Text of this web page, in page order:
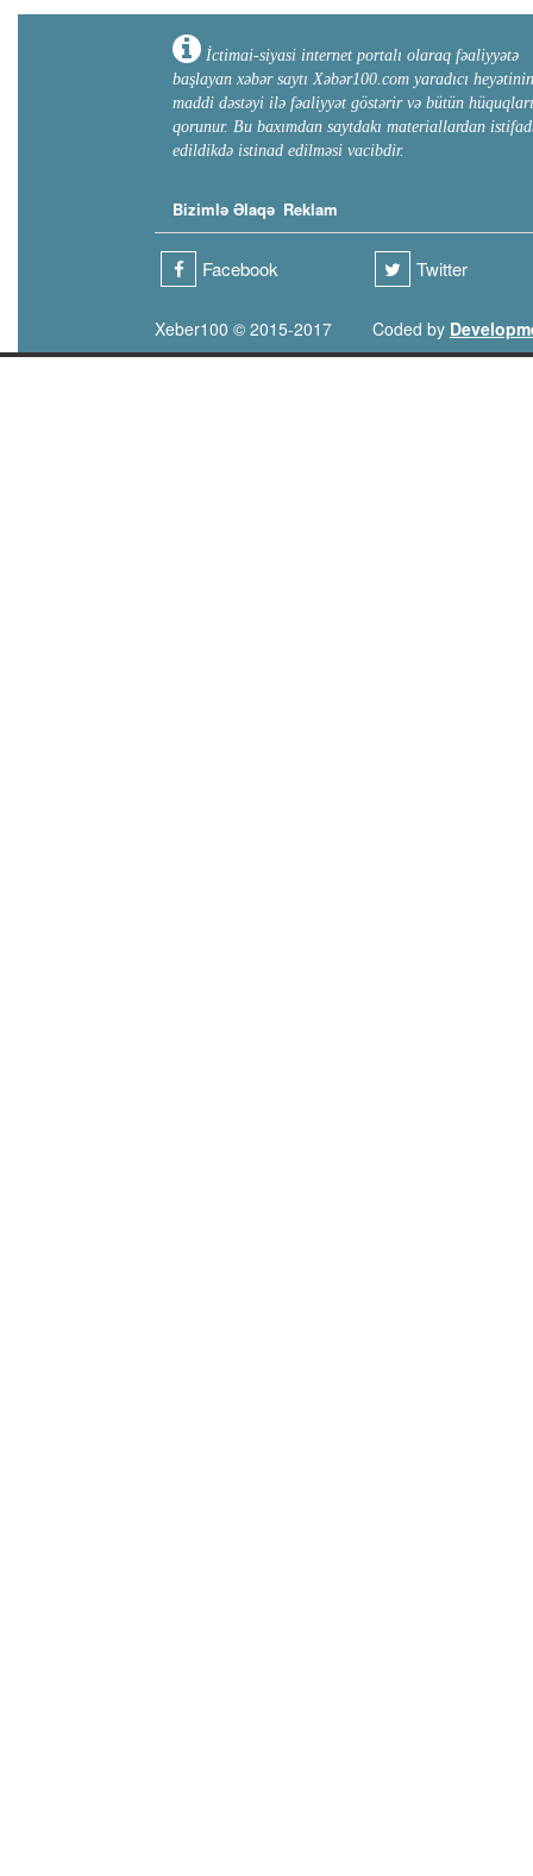
İctimai-siyasi internet portalı olaraq fəaliyyətə
başlayan xəbər saytı Xəbər100.com yaradıcı heyətinin
maddi dəstəyi ilə fəaliyyət göstərir və bütün hüquqları
qorunur. Bu baxımdan saytdakı materiallardan
edildikdə istinad edilməsi vacibdir.
Bizimlə Əlaqə Reklam
Facebook Twitter
Xeber100 © 2015-2017 Coded by